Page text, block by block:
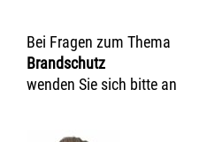
Bei Fragen zum Thema
Brandschutz
wenden Sie sich bitte an